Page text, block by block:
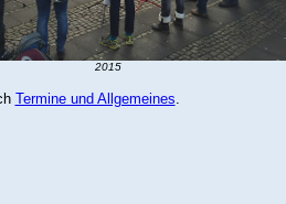
2015
Termine und Allgemeines.